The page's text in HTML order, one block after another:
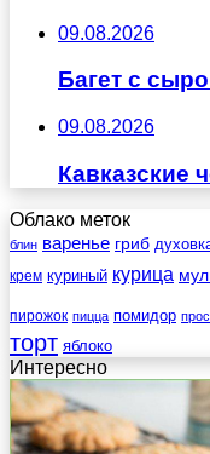
09.08.2026
Багет с
09.08.2026
Кавказские
Облако меток
блин варенье гриб
крем куриный курица
пирожок пицца помидор
торт яблоко
Интересно